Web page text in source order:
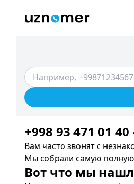
+998 93 471 01
Вам часто звонят с
Мы собрали самую
Вот что мы